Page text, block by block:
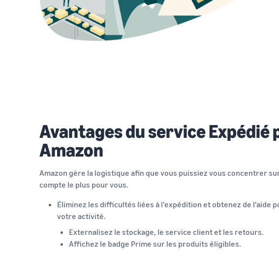
Avantages du service Expédié
Amazon
Amazon gère la logistique afin que vous puissiez vous concentrer
compte le plus pour vous.
Éliminez les difficultés liées à l’expédition et obtenez de l'aide
votre activité.
Externalisez le stockage, le service client et les retours.
Affichez le badge Prime sur les produits éligibles.